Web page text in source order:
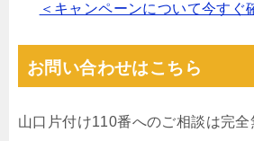
＜キャンペーンについて今すぐ
お問い合わせはこちら
山口片付け110番へのご相談は完